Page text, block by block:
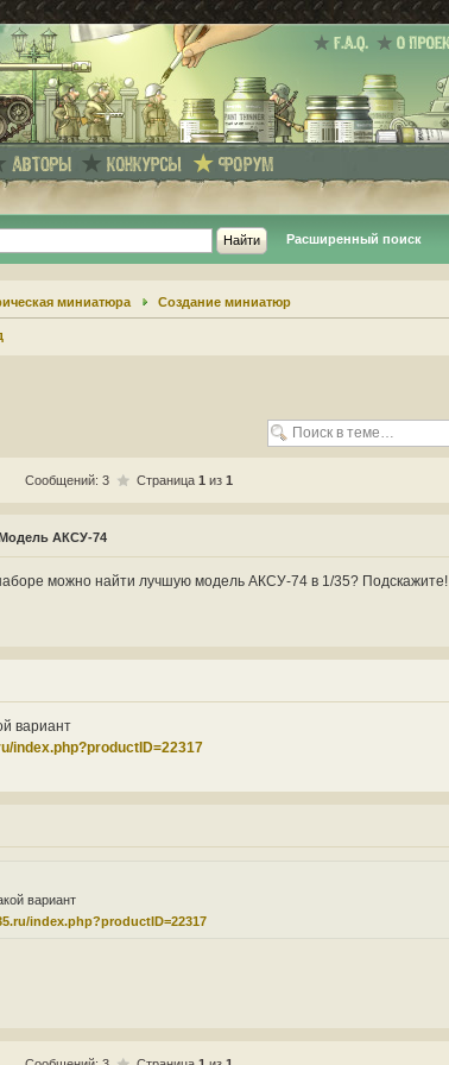
Расширенный поиск
миниатюра Создание миниатюр
Сообщений: 3 Страница 1 из 1
АКСУ-74
можно найти лучшую модель АКСУ-74 в 1/35? Подскажите!
вариант
index.php?productID=22317
вариант
index.php?productID=22317